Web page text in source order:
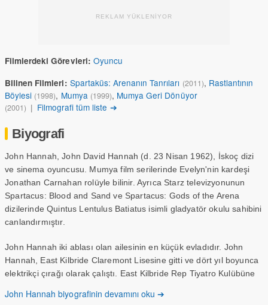
REKLAM YÜKLENİYOR
Filmlerdeki Görevleri: Oyuncu
Bilinen Filmleri: Spartaküs: Arenanın Tanrıları (2011), Rastlantının
Böylesi (1998), Mumya (1999), Mumya Geri Dönüyor
(2001) | Filmografi tüm liste ➔
Biyografi
John Hannah, John David Hannah (d. 23 Nisan 1962), İskoç dizi
ve sinema oyuncusu. Mumya film serilerinde Evelyn'nin kardeşi
Jonathan Carnahan rolüyle bilinir. Ayrıca Starz televizyonunun
Spartacus: Blood and Sand ve Spartacus: Gods of the Arena
dizilerinde Quintus Lentulus Batiatus isimli gladyatör okulu sahibini
canlandırmıştır.
John Hannah iki ablası olan ailesinin en küçük evladıdır. John
Hannah, East Kilbride Claremont Lisesine gitti ve dört yıl boyunca
elektrikçi çırağı olarak çalıştı. East Kilbride Rep Tiyatro Kulübüne
edildikten sonra elektrikçi olarak çalışmaktan vazgeçti. 20 Ocak
John Hannah biyografinin devamını oku ➔